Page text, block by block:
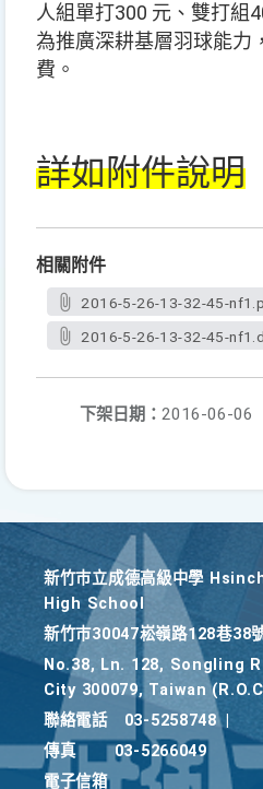
人組單打300 元、雙打組
為推廣深耕基層羽球能力
費。
詳如附件說明
相關附件
2016-5-26-13-32-45-
2016-5-26-13-32-45-
下架日期： 2016-06-06
新竹巿立成德高級中學
High School
新竹巿30047崧嶺路128巷38
No.38, Ln. 128, Songling
City 300079, Taiwan
聯絡電話
03-5258748
傳真
03-5266049
電子信箱